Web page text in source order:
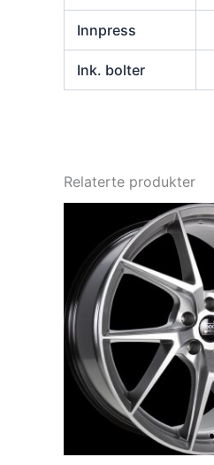
Innpress
Ink. bolter
Relaterte produkter